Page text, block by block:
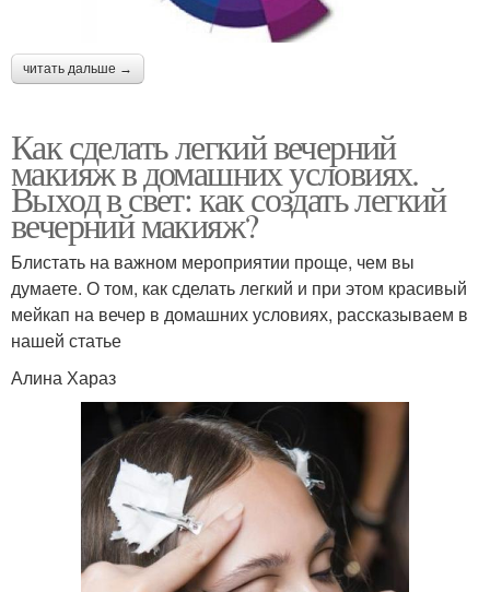
читать дальше →
Как сделать легкий вечерний
макияж в домашних условиях.
Выход в свет: как создать легкий
вечерний макияж?
Блистать на важном мероприятии проще, чем вы
думаете. О том, как сделать легкий и при этом красивый
мейкап на вечер в домашних условиях, рассказываем в
нашей статье
Алина Хараз